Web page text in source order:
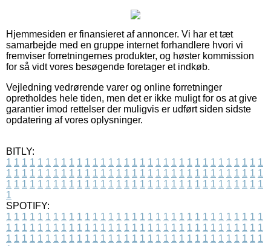
Hjemmesiden er finansieret af annoncer. Vi har et tæt
samarbejde med en gruppe internet forhandlere hvori vi
fremviser forretningernes produkter, og høster kommission
for så vidt vores besøgende foretager et indkøb.
Vejledning vedrørende varer og online forretninger
opretholdes hele tiden, men det er ikke muligt for os at give
garantier imod rettelser der muligvis er udført siden sidste
opdatering af vores oplysninger.
BITLY:
1 1 1 1 1 1 1 1 1 1 1 1 1 1 1 1 1 1 1 1 1 1 1 1 1 1 1 1 1 1 1 1 1
1 1 1 1 1 1 1 1 1 1 1 1 1 1 1 1 1 1 1 1 1 1 1 1 1 1 1 1 1 1 1 1 1
1 1 1 1 1 1 1 1 1 1 1 1 1 1 1 1 1 1 1 1 1 1 1 1 1 1 1 1 1 1 1 1 1
1
SPOTIFY:
1 1 1 1 1 1 1 1 1 1 1 1 1 1 1 1 1 1 1 1 1 1 1 1 1 1 1 1 1 1 1 1 1
1 1 1 1 1 1 1 1 1 1 1 1 1 1 1 1 1 1 1 1 1 1 1 1 1 1 1 1 1 1 1 1 1
1 1 1 1 1 1 1 1 1 1 1 1 1 1 1 1 1 1 1 1 1 1 1 1 1 1 1 1 1 1 1 1 1